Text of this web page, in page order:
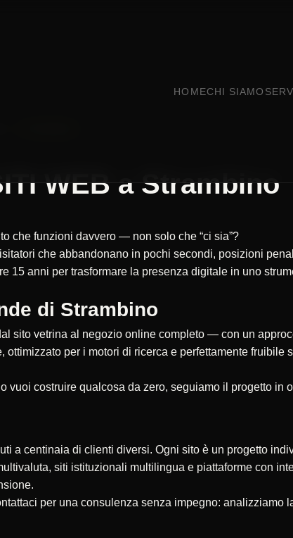
HOMECHI SIAMO
WEB a Strambino
che funzioni davvero — non solo che “ci sia”?
che abbandonano in pochi secondi, posizioni
15 anni per trasformare la presenza digitale in uno
di Strambino
sito vetrina al negozio online completo — con un
ottimizzato per i motori di ricerca e perfettamente
vuoi costruire qualcosa da zero, seguiamo il progetto
a centinaia di clienti diversi. Ogni sito è un progetto
siti istituzionali multilingua e piattaforme con
per una consulenza senza impegno: analizziamo